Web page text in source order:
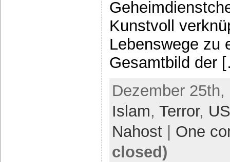
Kunstvoll
Lebenswege zu
Gesamtbild der
Dezember
Islam, Terror,
Nahost
One
closed)